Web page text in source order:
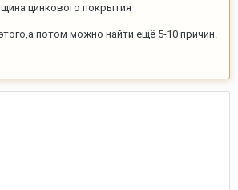
цинкового покрытия
потом можно найти ещё 5-10 причин.